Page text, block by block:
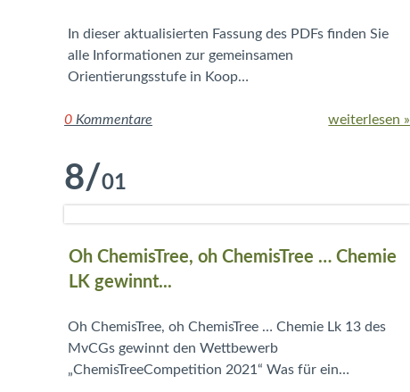
In dieser aktualisierten Fassung des PDFs finden Sie
alle Informationen zur gemeinsamen
Orientierungsstufe in Koop…
0 Kommentare weiterlesen »
8/01
Oh ChemisTree, oh ChemisTree … Chemie
LK gewinnt...
Oh ChemisTree, oh ChemisTree … Chemie Lk 13 des
MvCGs gewinnt den Wettbewerb
„ChemisTreeCompetition 2021“ Was für ein…